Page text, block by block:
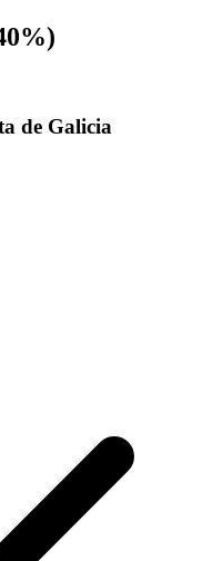
de Galicia